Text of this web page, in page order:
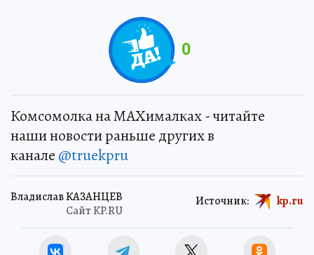
0
Комсомолка на MAXималках - читайте
наши новости раньше других в
канале @truekpru
Владислав КАЗАНЦЕВ
Сайт KP.RU
Источник: kp.ru